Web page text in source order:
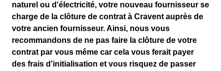
naturel ou d'électricité, votre nouveau fournisseur se
charge de la clôture de contrat à Cravent auprès de
votre ancien fournisseur. Ainsi, nous vous
recommandons de ne pas faire la clôture de votre
contrat par vous même car cela vous ferait payer
des frais d'initialisation et vous risquez de passer